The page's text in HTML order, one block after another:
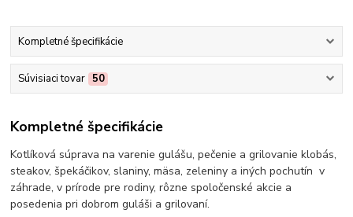
Kompletné špecifikácie
Súvisiaci tovar 50
Kompletné špecifikácie
Kotlíková súprava na varenie gulášu, pečenie a grilovanie klobás,
steakov, špekáčikov, slaniny, mäsa, zeleniny a iných pochutín v
záhrade, v prírode pre rodiny, rôzne spoločenské akcie a
posedenia pri dobrom guláši a grilovaní.